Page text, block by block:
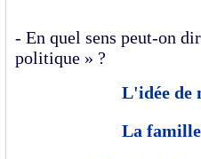
- En quel sens peut-on
politique » ?
L'idée de
La